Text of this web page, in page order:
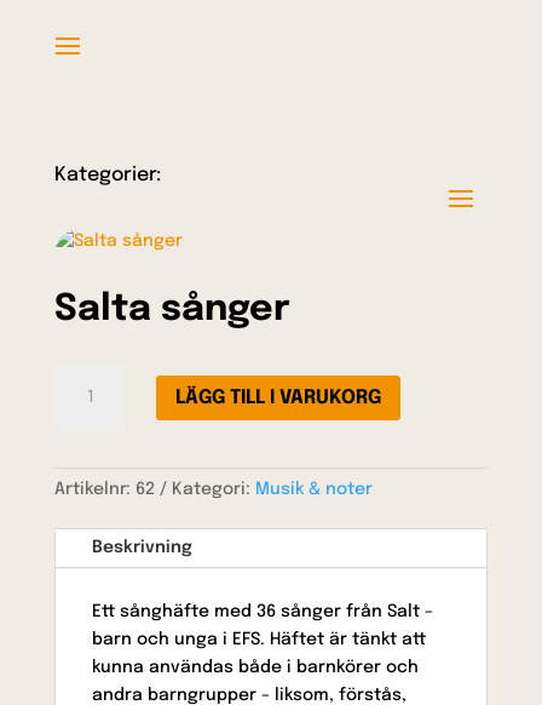
Kategorier:
Salta sånger
sånger
LÄGG TILL I VARUKORG
Artikelnr: 62 Kategori: Musik & noter
Beskrivning
Ett sånghäfte med 36 sånger från Salt –
barn och unga i EFS. Häftet är tänkt att
kunna användas både i barnkörer och
andra barngrupper – liksom, förstås,